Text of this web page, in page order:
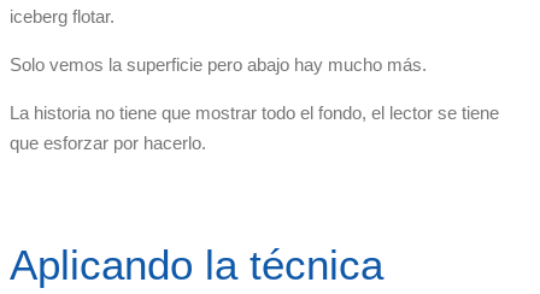
iceberg flotar.
Solo vemos la superficie pero abajo hay mucho más.
La historia no tiene que mostrar todo el fondo, el lector se tiene
que esforzar por hacerlo.
Aplicando la técnica